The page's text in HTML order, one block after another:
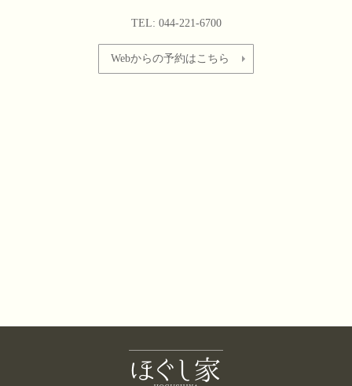
TEL: 044-221-6700
Webからの予約はこちら